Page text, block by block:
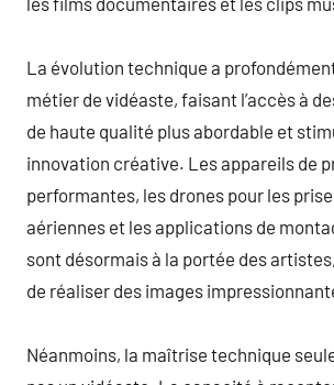
La évolution technique a
métier de vidéaste, faisant l’accès à
de haute qualité plus abordable et
innovation créative. Les appareils de
performantes, les drones pour les
aériennes et les applications de
sont désormais à la portée des
de réaliser des images
Néanmoins, la maîtrise technique